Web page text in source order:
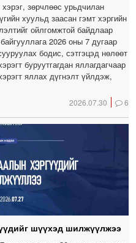
зөрчлөөс урьдчилан
хуульд заасан гэмт хэргийн
ойлгомжтой байдлаар
2026 оны 7 дугаар
бодис, сэтгэцэд нөлөөт
буруутгагдан яллагдагчаар
яллах дүгнэлт үйлдэж,
2026.07.30 6
шүүхэд шилжүүлжээ